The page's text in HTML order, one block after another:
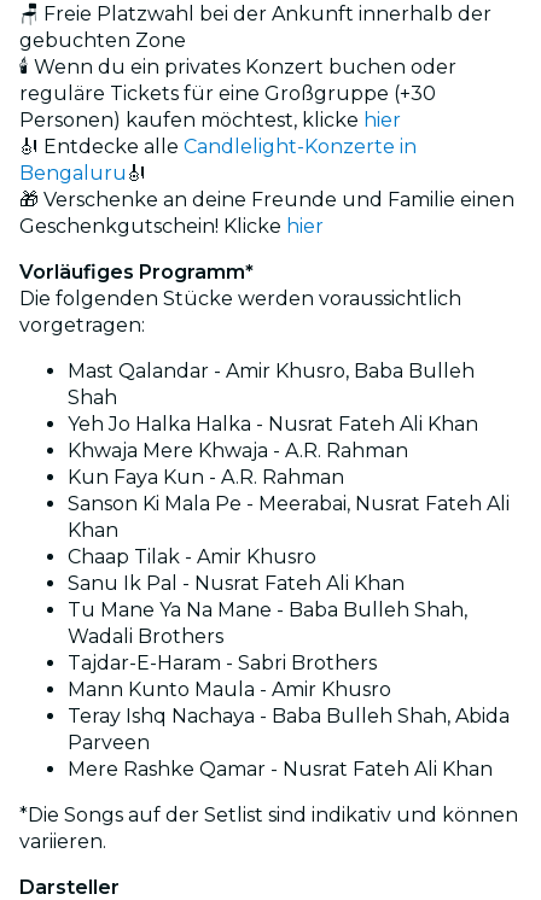
🪑 Freie Platzwahl bei der Ankunft innerhalb der
gebuchten Zone
🕯️ Wenn du ein privates Konzert buchen oder
reguläre Tickets für eine Großgruppe (+30
Personen) kaufen möchtest, klicke hier
🎻 Entdecke alle Candlelight-Konzerte in
Bengaluru 🎻
🎁 Verschenke an deine Freunde und Familie einen
Geschenkgutschein! Klicke hier
Vorläufiges Programm*
Die folgenden Stücke werden voraussichtlich
vorgetragen:
Mast Qalandar - Amir Khusro, Baba Bulleh
Shah
Yeh Jo Halka Halka - Nusrat Fateh Ali Khan
Khwaja Mere Khwaja - A.R. Rahman
Kun Faya Kun - A.R. Rahman
Sanson Ki Mala Pe - Meerabai, Nusrat Fateh Ali
Khan
Chaap Tilak - Amir Khusro
Sanu Ik Pal - Nusrat Fateh Ali Khan
Tu Mane Ya Na Mane - Baba Bulleh Shah,
Wadali Brothers
Tajdar-E-Haram - Sabri Brothers
Mann Kunto Maula - Amir Khusro
Teray Ishq Nachaya - Baba Bulleh Shah, Abida
Parveen
Mere Rashke Qamar - Nusrat Fateh Ali Khan
*Die Songs auf der Setlist sind indikativ und können
variieren.
Darsteller